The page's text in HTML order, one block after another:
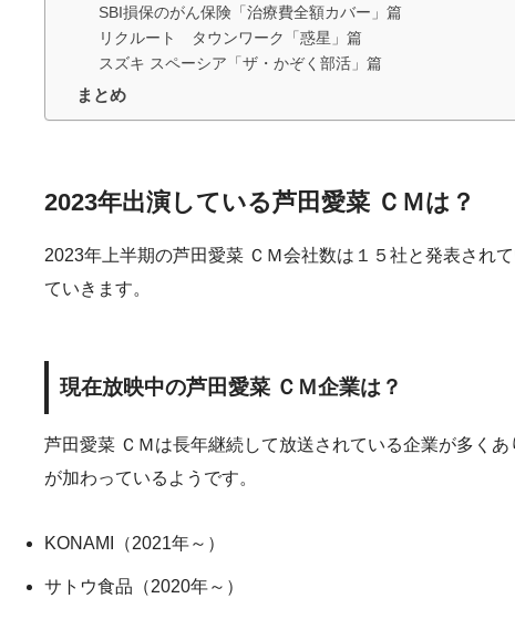
SBI損保のがん保険「治療費全額カバー」篇
リクルート タウンワーク「惑星」篇
スズキ スペーシア「ザ・かぞく部活」篇
まとめ
2023年出演している芦田愛菜 ＣＭは？
2023年上半期の芦田愛菜 ＣＭ会社数は１５社と発表され
ていきます。
現在放映中の芦田愛菜 ＣＭ企業は？
芦田愛菜 ＣＭは長年継続して放送されている企業が多く
が加わっているようです。
KONAMI（2021年～）
サトウ食品（2020年～）